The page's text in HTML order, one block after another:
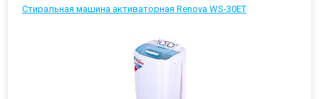
Стиральная машина активаторная Renova WS-30ET